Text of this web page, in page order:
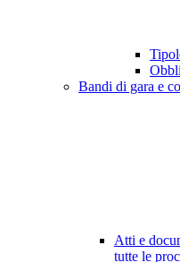
Bandi di gara e
Atti e
tutte le